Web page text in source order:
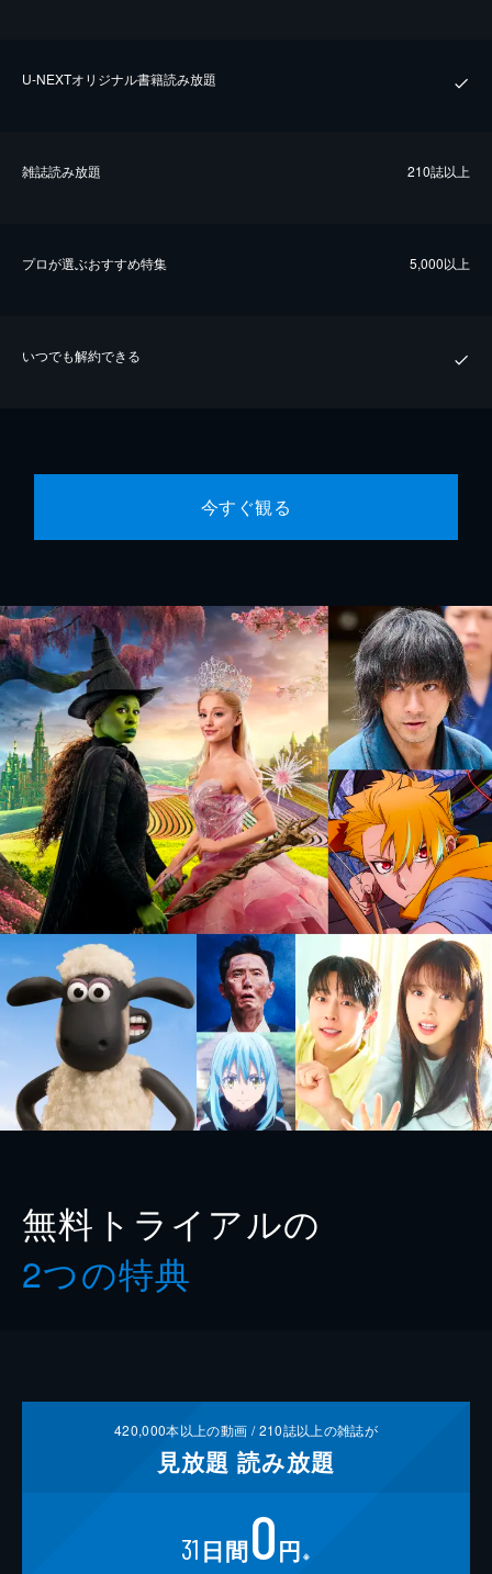
U-NEXTオリジナル書籍読み放題
雑誌読み放題 210誌以上
プロが選ぶおすすめ特集 5,000以上
いつでも解約できる
今すぐ観る
無料トライアルの
2つの特典
420,000本以上の動画 /210誌以上の雑誌が
見放題 読み放題
31 日間0円 ※